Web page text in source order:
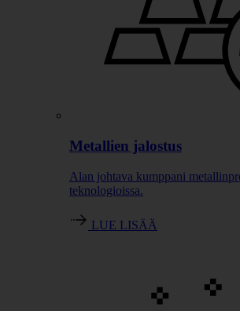
Metallien jalostus
Alan johtava kumppani
teknologioissa.
LUE LISÄÄ